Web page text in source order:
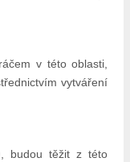
v této oblasti,
vytváření
budou těžit z této